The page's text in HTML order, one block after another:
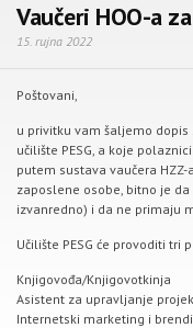
Vaučeri HOO-a
15. rujna 2022
Poštovani,
u privitku vam šaljemo
učilište PESG, a koje
putem sustava vaučera
zaposlene osobe, bitno je
izvanredno) i da ne primaju
Učilište PESG će provoditi tri
Knjigovođa/Knjigovotkinja
Asistent za upravljanje
Internetski marketing i